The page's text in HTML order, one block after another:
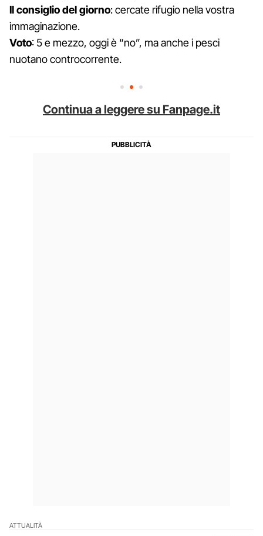
Il consiglio del giorno: cercate rifugio nella vostra
immaginazione.
Voto: 5 e mezzo, oggi è “no”, ma anche i pesci
nuotano controcorrente.
Continua a leggere su Fanpage.it
ATTUALITÀ